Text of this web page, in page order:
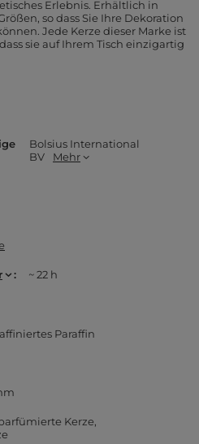
Erlebnis. Erhältlich in
so dass Sie Ihre Dekoration
Jede Kerze dieser Marke ist
sie auf Ihrem Tisch einzigartig
Bolsius International
BV
Mehr
~ 22 h
Paraffin
Kerze